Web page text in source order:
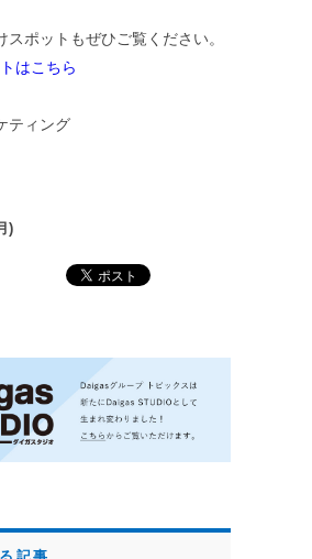
スポットもぜひご覧ください。
はこちら
ティング
)